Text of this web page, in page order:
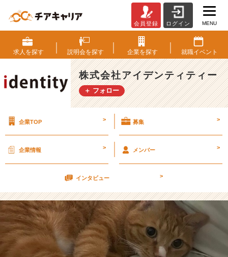
宅
勤
務
頑
張
っ
【株
社
ア
デ
ン
テ
ィ
テ
ィ
会員登録 ログイン MENU
求人を探す 説明会を探す 企業を探す 就職イベント
株式会社アイデンティティー
＋ フォロー
企業TOP > 募集 >
企業情報 > メンバー >
インタビュー >